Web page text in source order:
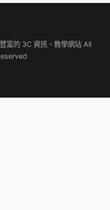
富的 3C 資訊、教學網站 All